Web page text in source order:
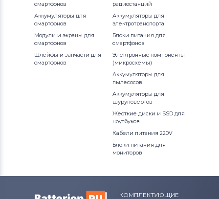
смартфонов
Аккумуляторы для
смартфонов
Модули и экраны для
смартфонов
Шлейфы и запчасти для
смартфонов
радиостанций
Аккумуляторы для
электротранспорта
Блоки питания для
смартфонов
Электронные компоненты
(микросхемы)
Аккумуляторы для
пылесосов
Аккумуляторы для
шуруповертов
Жесткие диски и SSD для
ноутбуков
Кабели питания 220V
Блоки питания для
мониторов
КОМПЛЕКТУЮЩИЕ